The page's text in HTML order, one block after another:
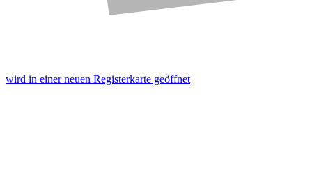
wird in einer neuen Registerkarte geöffnet